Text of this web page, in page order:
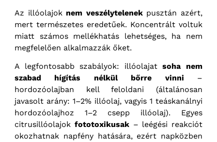
Az illóolajok nem veszélytelenekpusztán azért,
mert természetes eredetűek. Koncentrált voltuk
miatt számos mellékhatás lehetséges, ha nem
megfelelően alkalmazzák őket.
A legfontosabb szabályok: illóolajatsoha nem
szabad hígítás nélkül bőrre vinni –
hordozóolajban kell feloldani (általánosan
javasolt arány: 1–2% illóolaj, vagyis 1 teáskanálnyi
hordozóolajhoz 1–2 csepp illóolaj). Egyes
citrusillóolajok fototoxikusak– leégési reakciót
okozhatnak napfény hatására, ezért napközben